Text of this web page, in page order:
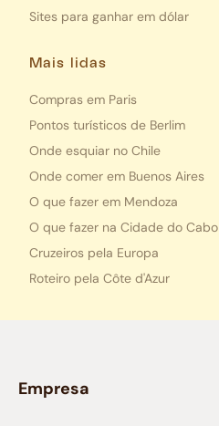
Sites para ganhar em dólar
Mais lidas
Compras em Paris
Pontos turísticos de Berlim
Onde esquiar no Chile
Onde comer em Buenos Aires
O que fazer em Mendoza
O que fazer na Cidade do Cabo
Cruzeiros pela Europa
Roteiro pela Côte d'Azur
Empresa